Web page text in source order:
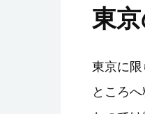
東
東京に
ところ